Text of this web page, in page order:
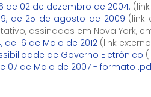
de 02 de dezembro de 2004.
de 25 de agosto de 2009 (link
assinados em Nova York,
de 16 de Maio de 2012 (link
de Governo Eletrônico
07 de Maio de 2007 - formato